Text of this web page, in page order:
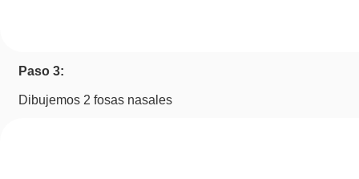
Paso 3:
Dibujemos 2 fosas nasales